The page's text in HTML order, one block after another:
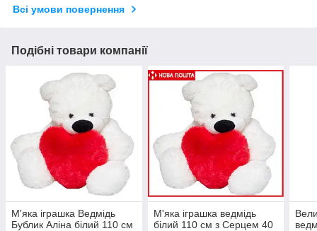
Всі умови повернення
Подібні товари компанії
М'яка іграшка Ведмідь
Бублик Аліна білий 110 см
М'яка іграшка ведмідь
білий 110 см з Серцем 40